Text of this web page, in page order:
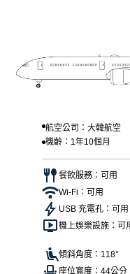
航空公司：大韓航空
機齡：1年10個月
餐飲服務：可用
Wi-Fi：可用
USB 充電孔：可用
機上娛樂設施：可
傾斜角度：118°
座位寬度：44公分